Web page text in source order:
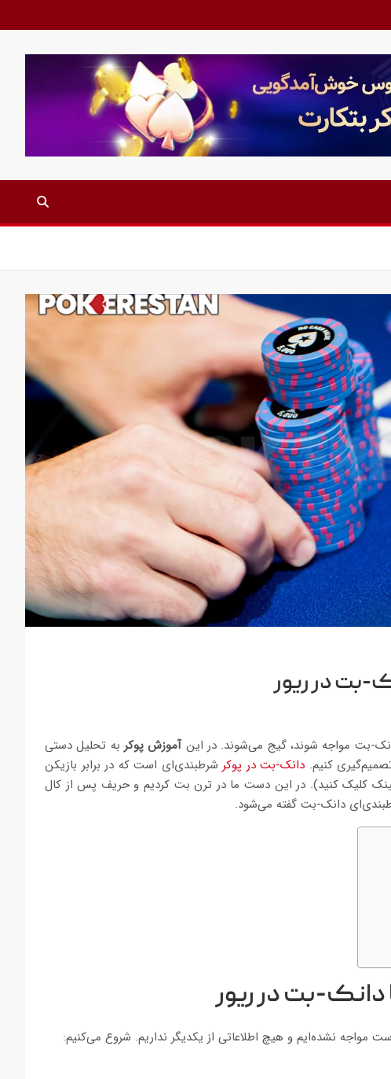
بت در ریور
بت مواجه شوند، گیج می‌شوند. در اینآموزش پوکر به تحلیل دستی
کنیم. دانک-بت در پوکر شرطبندی‌ای است که در برابر بازیکن
کلیک کنید). در این دست ما در ترن بت کردیم و حریف پس از کال
دانک-بت گفته می‌شود.
بت در ریور
مواجه نشده‌ایم و هیچ اطلاعاتی از یکدیگر نداریم. شروع می‌کنیم: